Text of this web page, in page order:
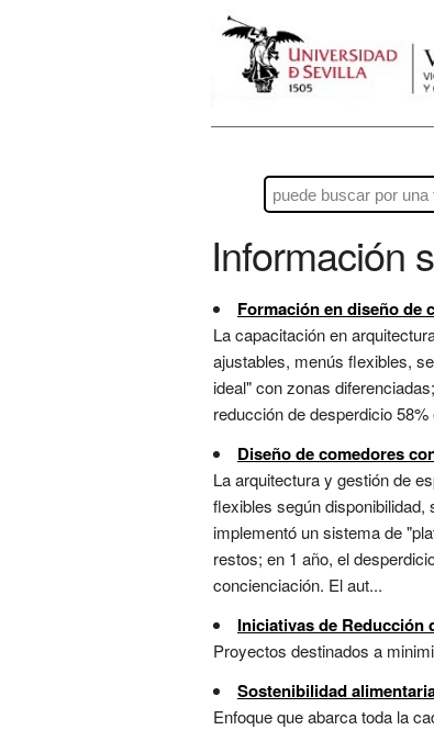
Información
Formación en diseño de
La capacitación en
ajustables, menús flexibles,
ideal" con zonas
reducción de desperdicio
Diseño de comedores
La arquitectura y gestión de
flexibles según
implementó un sistema de
restos; en 1 año, el
concienciación. El aut...
Iniciativas de Reducción
Proyectos destinados a
Sostenibilidad
Enfoque que abarca toda la